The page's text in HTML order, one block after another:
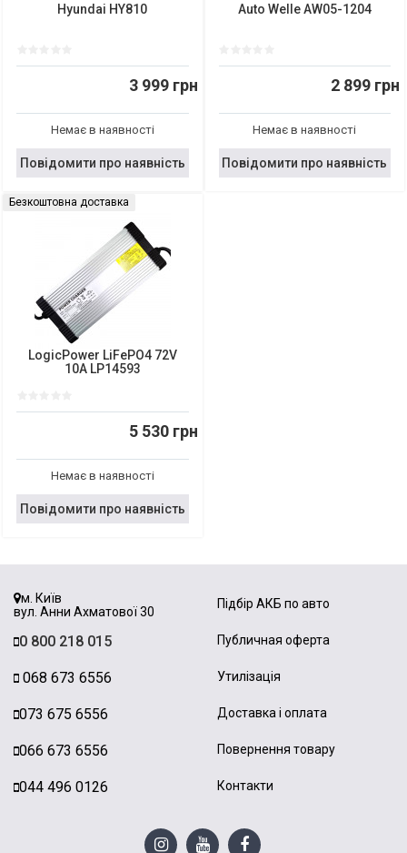
Hyundai HY810
3 999 грн
Немає в наявності
Повідомити про наявність
Auto Welle AW05-1204
2 899 грн
Немає в наявності
Повідомити про наявність
Безкоштовна доставка
LogicPower LiFePO4 72V
10A LP14593
5 530 грн
Немає в наявності
Повідомити про наявність
м. Київ
вул. Анни Ахматової 30
0 800 218 015
068 673 6556
073 675 6556
066 673 6556
044 496 0126
Підбір АКБ по авто
Публичная оферта
Утилізація
Доставка і оплата
Повернення товару
Контакти